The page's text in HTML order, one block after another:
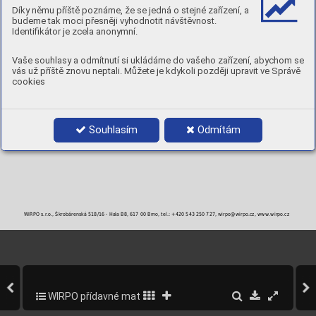
Díky němu příště poznáme, že se jedná o stejné zařízení, a
budeme tak moci přesněji vyhodnotit návštěvnost.
Identifikátor je zcela anonymní.
Vaše souhlasy a odmítnutí si ukládáme do vašeho zařízení, abychom se
vás už příště znovu neptali. Můžete je kdykoli později upravit ve Správě
cookies
Souhlasím Odmítám
WIRPO s.r.o., Škrobárenská 518/16 - Hala B8, 617 00 Brno, tel.: +420 543 250 727, wirpo@wirpo.cz, www.wirpo.cz
PRŮMĚRY A BALENÍ
Objednací číslo
WSC523E50-3
5,0 x 350 mm 5 kg
WIRPO přídavné materiály pro svařování a navařování 281